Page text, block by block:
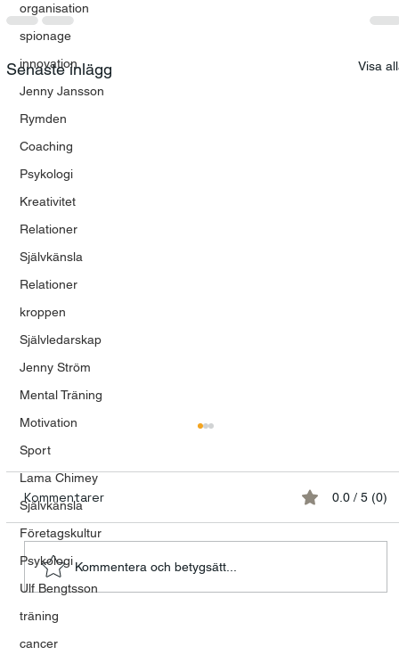
organisation
spionage
innovation
Jenny Jansson
Rymden
Coaching
Psykologi
Kreativitet
Relationer
Självkänsla
Relationer
kroppen
Självledarskap
Jenny Ström
Mental Träning
Motivation
Sport
Lama Chimey
Självkänsla
Företagskultur
Psykologi
Ulf Bengtsson
träning
cancer
Senaste inlägg Visa
Modet att våga vara mänsklig
Kommentarer 0.0 / 5 (0)
Kommentera och betygsätt...